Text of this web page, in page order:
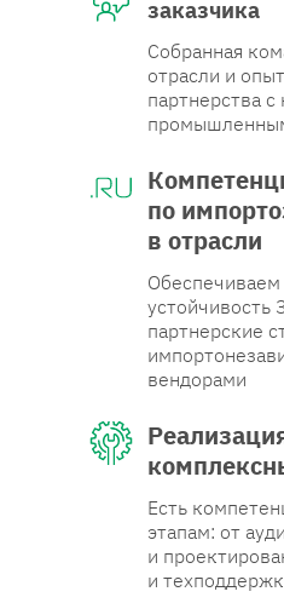
заказчика
по
в отрасли
Есть
этапам: от
и
и
Собранная
отрасли и
партнерства
партнерские
вендорами